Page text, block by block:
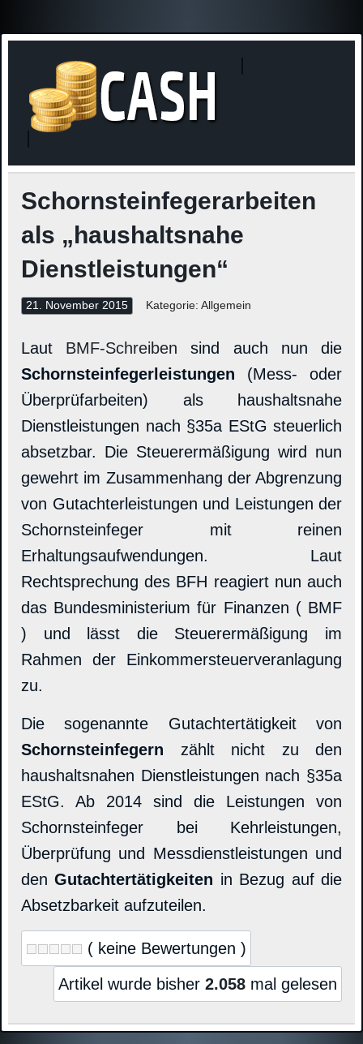
Schornsteinfegerarbeiten
als „haushaltsnahe
Dienstleistungen“
21. November 2015 Kategorie: Allgemein
Laut BMF-Schreiben sind auch nun die
Schornsteinfegerleistungen (Mess- oder
Überprüfarbeiten) als haushaltsnahe
Dienstleistungen nach §35a EStG steuerlich
absetzbar. Die Steuerermäßigung wird nun
gewehrt im Zusammenhang der Abgrenzung
von Gutachterleistungen und Leistungen der
Schornsteinfeger mit reinen
Erhaltungsaufwendungen. Laut
Rechtsprechung des BFH reagiert nun auch
das Bundesministerium für Finanzen ( BMF
) und lässt die Steuerermäßigung im
Rahmen der Einkommersteuerveranlagung
zu.
Die sogenannte Gutachtertätigkeit von
Schornsteinfegern zählt nicht zu den
haushaltsnahen Dienstleistungen nach §35a
EStG. Ab 2014 sind die Leistungen von
Schornsteinfeger bei Kehrleistungen,
Überprüfung und Messdienstleistungen und
denGutachtertätigkeiten in Bezug auf die
Absetzbarkeit aufzuteilen.
( keine Bewertungen )
Artikel wurde bisher 2.058 mal gelesen